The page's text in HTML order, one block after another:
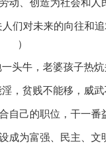
们对未来的向往和
）
头牛，老婆孩子热炕
，贫贱不能移，威武
自己的职位，干一番
成为富强、民主、文